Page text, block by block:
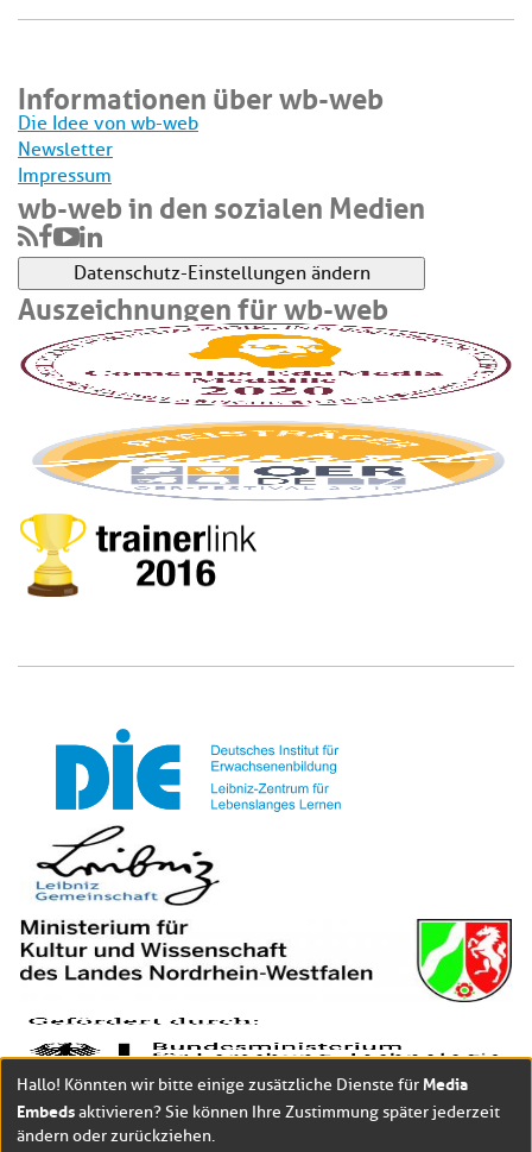
Informationen über wb-web
Die Idee von wb-web
Newsletter
Impressum
wb-web in den sozialen Medien
Datenschutz-Einstellungen ändern
Auszeichnungen für wb-web
Hallo! Könnten wir bitte einige zusätzliche Dienste für Media
Embedsaktivieren? Sie können Ihre Zustimmung später jederzeit
ändern oder zurückziehen.